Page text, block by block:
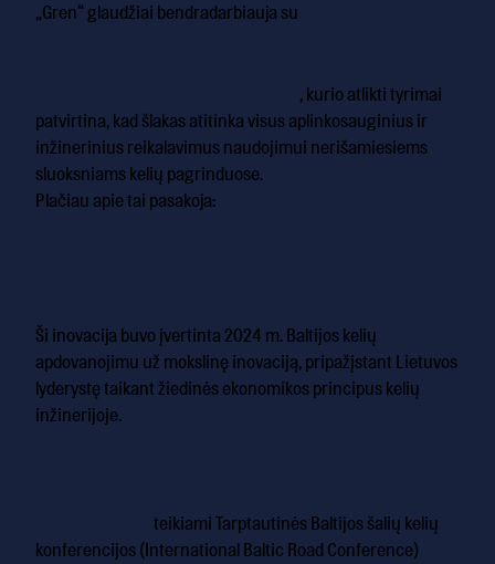
„Gren“ glaudžiai bendradarbiauja su
, kurio atlikti tyrimai
patvirtina, kad šlakas atitinka visus aplinkosauginius ir
inžinerinius reikalavimus naudojimui nerišamiesiems
sluoksniams kelių pagrinduose.
Plačiau apie tai pasakoja:
Ši inovacija buvo įvertinta 2024 m. Baltijos kelių
apdovanojimu už mokslinę inovaciją, pripažįstant Lietuvos
lyderystę taikant žiedinės ekonomikos principus kelių
inžinerijoje.
teikiami Tarptautinės Baltijos šalių kelių
konferencijos (International Baltic Road Conference)